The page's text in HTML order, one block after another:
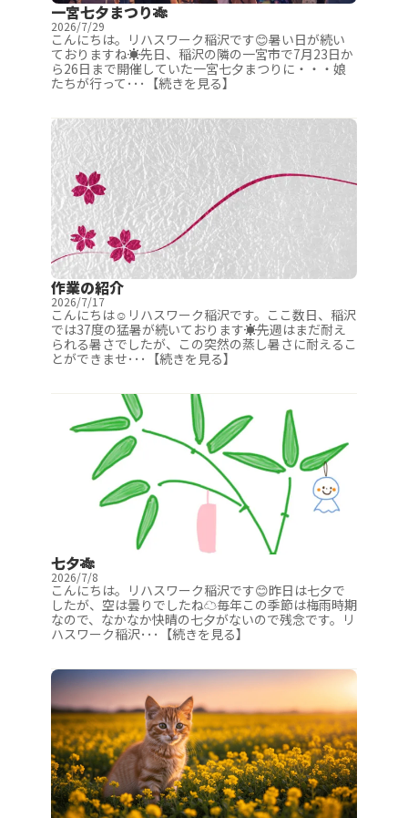
一宮七夕まつり🎋
2026/7/29
こんにちは。リハスワーク稲沢です😊暑い日が続い
ておりますね☀️先日、稲沢の隣の一宮市で7月23日か
ら26日まで開催していた一宮七夕まつりに・・・娘
たちが行って･･･【続きを見る】
作業の紹介
2026/7/17
こんにちは☺️リハスワーク稲沢です。ここ数日、稲沢
では37度の猛暑が続いております☀️先週はまだ耐え
られる暑さでしたが、この突然の蒸し暑さに耐えるこ
とができませ･･･【続きを見る】
七夕🎋
2026/7/8
こんにちは。リハスワーク稲沢です😊昨日は七夕で
したが、空は曇りでしたね☁️毎年この季節は梅雨時期
なので、なかなか快晴の七夕がないので残念です。リ
ハスワーク稲沢･･･【続きを見る】